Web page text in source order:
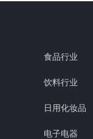
食品行业
饮料行业
日用化妆品
电子电器